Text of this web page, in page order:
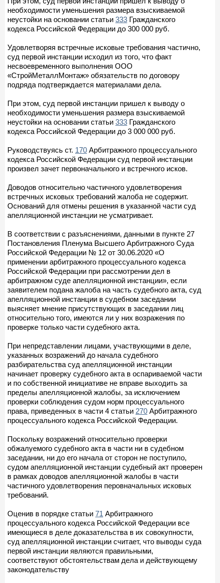
необходимости уменьшения размера взыскиваемой
неустойки на основании статьи 333 Гражданского
кодекса Российской Федерации до 300 000 руб.
Удовлетворяя встречные исковые требования частично,
суд первой инстанции исходил из того, что факт
несвоевременного выполнения ООО
«СтройМеталлМонтаж» обязательств по договору
подряда подтверждается материалами дела.
При этом, суд первой инстанции пришел к выводу о
необходимости уменьшения размера взыскиваемой
неустойки на основании статьи 333 Гражданского
кодекса Российской Федерации до 3 000 000 руб.
Руководствуясь ст. 170 Арбитражного процессуального
кодекса Российской Федерации суд первой инстанции
произвел зачет первоначального и встречного исков.
Доводов относительно частичного удовлетворения
встречных исковых требований жалоба не содержит.
Оснований для отмены решения в указанной части суд
апелляционной инстанции не усматривает.
В соответствии с разъяснениями, данными в пункте 27
Постановления Пленума Высшего Арбитражного Суда
Российской Федерации № 12 от 30.06.2020 «О
применении арбитражного процессуального кодекса
Российской Федерации при рассмотрении дел в
арбитражном суде апелляционной инстанции», если
заявителем подана жалоба на часть судебного акта, суд
апелляционной инстанции в судебном заседании
выясняет мнение присутствующих в заседании лиц
относительно того, имеются ли у них возражения по
проверке только части судебного акта.
При непредставлении лицами, участвующими в деле,
указанных возражений до начала судебного
разбирательства суд апелляционной инстанции
начинает проверку судебного акта в оспариваемой части
и по собственной инициативе не вправе выходить за
пределы апелляционной жалобы, за исключением
проверки соблюдения судом норм процессуального
права, приведенных в части 4 статьи 270 Арбитражного
процессуального кодекса Российской Федерации.
Поскольку возражений относительно проверки
обжалуемого судебного акта в части ни в судебном
заседании, ни до его начала от сторон не поступило,
судом апелляционной инстанции судебный акт проверен
в рамках доводов апелляционной жалобы в части
частичного удовлетворения перовначальных исковых
требований.
Оценив в порядке статьи 71 Арбитражного
процессуального кодекса Российской Федерации все
имеющиеся в деле доказательства в их совокупности,
суд апелляционной инстанции считает, что выводы суда
первой инстанции являются правильными,
соответствуют обстоятельствам дела и действующему
законодательству